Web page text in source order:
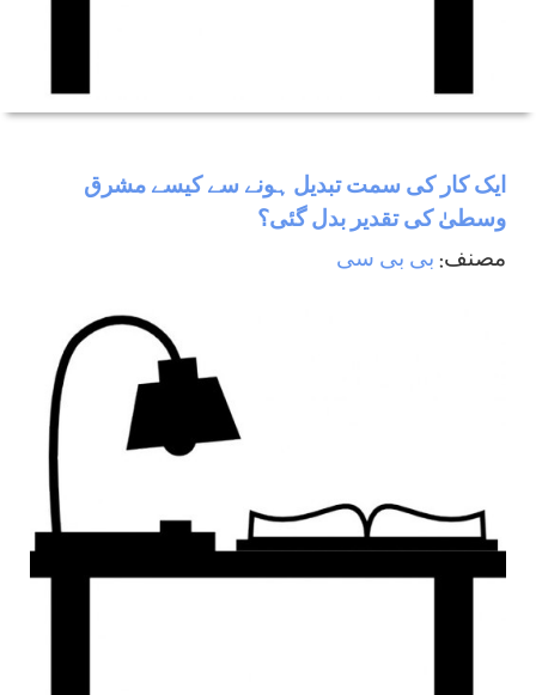
ایک کار کی سمت تبدیل ہونے سے کیسے مشرق
وسطیٰ کی تقدیر بدل گئی؟
مصنف: بی بی سی